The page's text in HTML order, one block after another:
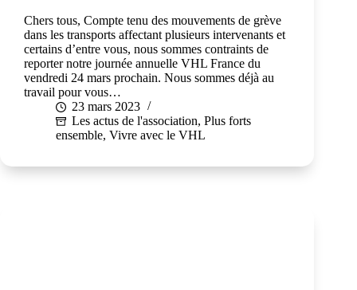
Chers tous, Compte tenu des mouvements de grève
dans les transports affectant plusieurs intervenants et
certains d’entre vous, nous sommes contraints de
reporter notre journée annuelle VHL France du
vendredi 24 mars prochain. Nous sommes déjà au
travail pour vous…
23 mars 2023
Les actus de l'association, Plus forts
ensemble, Vivre avec le VHL